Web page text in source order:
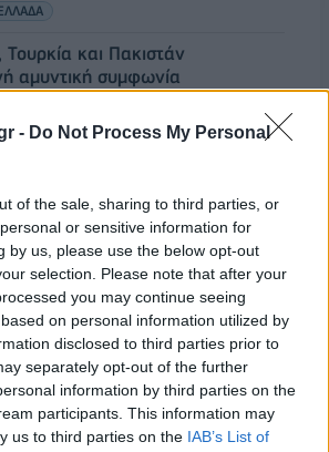
- Do Not Process My Personal
of the sale, sharing to third parties, or
or sensitive information for
by us, please use the below opt-out
selection. Please note that after your
you may continue seeing
on personal information utilized by
disclosed to third parties prior to
separately opt-out of the further
information by third parties on the
participants. This information may
us to third parties on the IAB’s List of
και Πακιστάν
αμυντική συμφωνία
ΟΛΕΣ ΟΙ ΕΙΔΗΣΕΙΣ
συνεχίζουν μαζί: